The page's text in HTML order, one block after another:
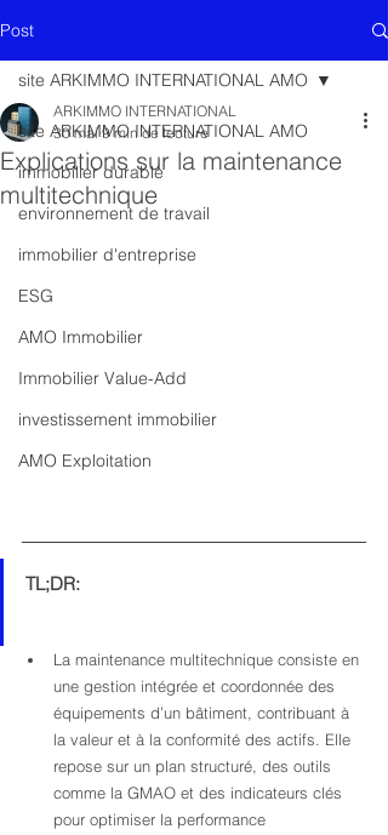
Post
site ARKIMMO INTERNATIONAL AMO
immobilier durable
environnement de travail
immobilier d'entreprise
ESG
AMO Immobilier
Immobilier Value-Add
investissement immobilier
AMO Exploitation
site ARKIMMO INTERNATIONAL AMO
Explications sur la maintenance
multitechnique
ARKIMMO INTERNATIONAL
30 mai 9 min de lecture
TL;DR:
La maintenance multitechnique consiste en
une gestion intégrée et coordonnée des
équipements d’un bâtiment, contribuant à
la valeur et à la conformité des actifs. Elle
repose sur un plan structuré, des outils
comme la GMAO et des indicateurs clés
pour optimiser la performance